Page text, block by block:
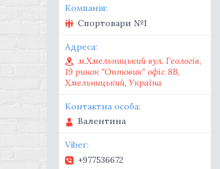
Спортовари №1
м.Хмельницький вул. Геологів,
19 ринок "Оптовик" офіс 8В,
Хмельницький, Україна
Валентина
+977536672